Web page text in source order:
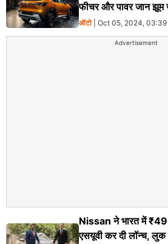
फीचर और पावर जान झूम
ऑटो| Oct 05, 2024, 03:39
Advertisement
Nissan ने भारत में
एसयूवी कर दी लॉन्च,